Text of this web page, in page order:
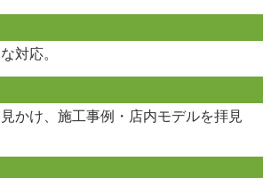
対応。
かけ、施工事例・店内モデルを拝見